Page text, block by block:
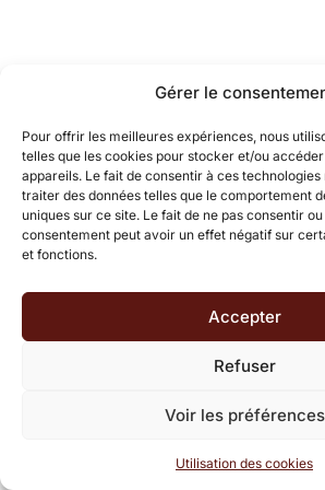
Gérer le
Pour offrir les meilleures expériences, nous
telles que les cookies pour stocker et/ou
appareils. Le fait de consentir à ces
traiter des données telles que le comportement
uniques sur ce site. Le fait de ne pas consentir
consentement peut avoir un effet négatif sur
et fonctions.
Accepter
Refuser
Voir les préférences
Utilisation des cookies